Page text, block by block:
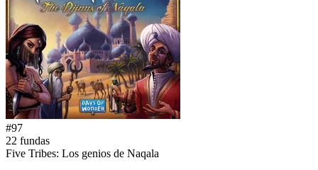
#97
22 fundas
Five Tribes: Los genios de Naqala